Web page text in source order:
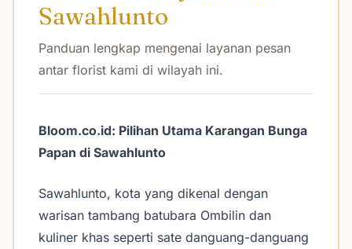
Sawahlunto
Panduan lengkap mengenai layanan pesan
antar florist kami di wilayah ini.
Bloom.co.id: Pilihan Utama Karangan Bunga
Papan di Sawahlunto
Sawahlunto, kota yang dikenal dengan
warisan tambang batubara Ombilin dan
kuliner khas seperti sate danguang-danguang